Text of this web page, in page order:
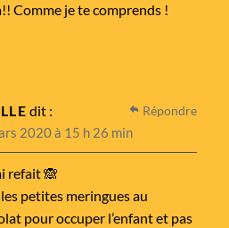
Comme je te comprends !
dit :
2020 à 15 h 26 min
refait 🙈
petites meringues au
pour occuper l’enfant et pas
Répondre